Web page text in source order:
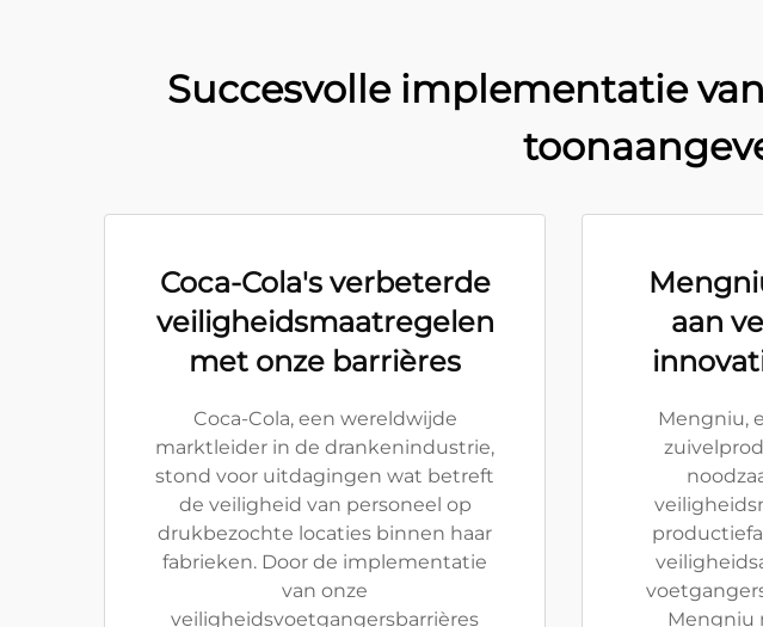
Succesvolle implementatie
Coca-Cola's verbeterde
veiligheidsmaatregelen
met onze barrières
Coca-Cola, een wereldwijde
marktleider in de drankenindustrie,
stond voor uitdagingen wat betreft
de veiligheid van personeel op
drukbezochte locaties binnen haar
fabrieken. Door de implementatie
van onze
veiligheidsvoetgangersbarrières
aan
Mengniu,
Mengniu